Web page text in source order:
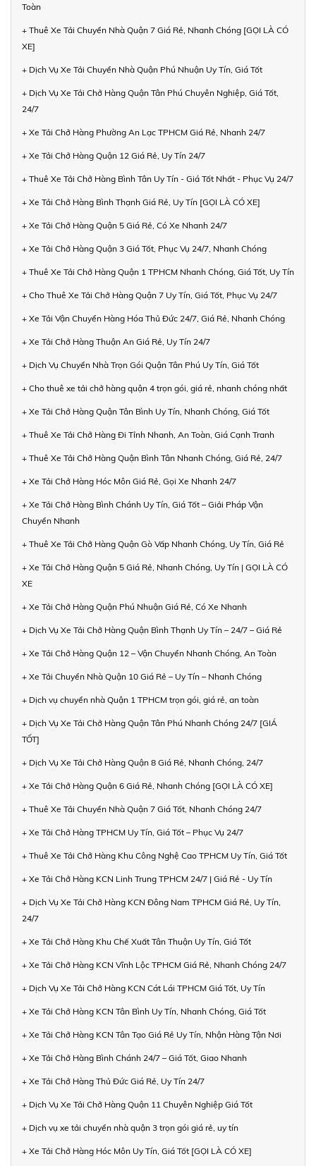
Toàn
+ Thuê Xe Tải Chuyển Nhà Quận 7 Giá Rẻ, Nhanh Chóng [GỌI LÀ CÓ
XE]
+ Dịch Vụ Xe Tải Chuyển Nhà Quận Phú Nhuận Uy Tín, Giá Tốt
+ Dịch Vụ Xe Tải Chở Hàng Quận Tân Phú Chuyên Nghiệp, Giá Tốt,
24/7
+ Xe Tải Chở Hàng Phường An Lạc TPHCM Giá Rẻ, Nhanh 24/7
+ Xe Tải Chở Hàng Quận 12 Giá Rẻ, Uy Tín 24/7
+ Thuê Xe Tải Chở Hàng Bình Tân Uy Tín - Giá Tốt Nhất - Phục Vụ 24/7
+ Xe Tải Chở Hàng Bình Thạnh Giá Rẻ, Uy Tín [GỌI LÀ CÓ XE]
+ Xe Tải Chở Hàng Quận 5 Giá Rẻ, Có Xe Nhanh 24/7
+ Xe Tải Chở Hàng Quận 3 Giá Tốt, Phục Vụ 24/7, Nhanh Chóng
+ Thuê Xe Tải Chở Hàng Quận 1 TPHCM Nhanh Chóng, Giá Tốt, Uy Tín
+ Cho Thuê Xe Tải Chở Hàng Quận 7 Uy Tín, Giá Tốt, Phục Vụ 24/7
+ Xe Tải Vận Chuyển Hàng Hóa Thủ Đức 24/7, Giá Rẻ, Nhanh Chóng
+ Xe Tải Chở Hàng Thuận An Giá Rẻ, Uy Tín 24/7
+ Dịch Vụ Chuyển Nhà Trọn Gói Quận Tân Phú Uy Tín, Giá Tốt
+ Cho thuê xe tải chở hàng quận 4 trọn gói, giá rẻ, nhanh chóng nhất
+ Xe Tải Chở Hàng Quận Tân Bình Uy Tín, Nhanh Chóng, Giá Tốt
+ Thuê Xe Tải Chở Hàng Đi Tỉnh Nhanh, An Toàn, Giá Cạnh Tranh
+ Thuê Xe Tải Chở Hàng Quận Bình Tân Nhanh Chóng, Giá Rẻ, 24/7
+ Xe Tải Chở Hàng Hóc Môn Giá Rẻ, Gọi Xe Nhanh 24/7
+ Xe Tải Chở Hàng Bình Chánh Uy Tín, Giá Tốt – Giải Pháp Vận
Chuyển Nhanh
+ Thuê Xe Tải Chở Hàng Quận Gò Vấp Nhanh Chóng, Uy Tín, Giá Rẻ
+ Xe Tải Chở Hàng Quận 5 Giá Rẻ, Nhanh Chóng, Uy Tín | GỌI LÀ CÓ
XE
+ Xe Tải Chở Hàng Quận Phú Nhuận Giá Rẻ, Có Xe Nhanh
+ Dịch Vụ Xe Tải Chở Hàng Quận Bình Thạnh Uy Tín – 24/7 – Giá Rẻ
+ Xe Tải Chở Hàng Quận 12 – Vận Chuyển Nhanh Chóng, An Toàn
+ Xe Tải Chuyển Nhà Quận 10 Giá Rẻ – Uy Tín – Nhanh Chóng
+ Dịch vụ chuyển nhà Quận 1 TPHCM trọn gói, giá rẻ, an toàn
+ Dịch Vụ Xe Tải Chở Hàng Quận Tân Phú Nhanh Chóng 24/7 [GIÁ
TỐT]
+ Dịch Vụ Xe Tải Chở Hàng Quận 8 Giá Rẻ, Nhanh Chóng, 24/7
+ Xe Tải Chở Hàng Quận 6 Giá Rẻ, Nhanh Chóng [GỌI LÀ CÓ XE]
+ Thuê Xe Tải Chuyển Nhà Quận 7 Giá Tốt, Nhanh Chóng 24/7
+ Xe Tải Chở Hàng TPHCM Uy Tín, Giá Tốt – Phục Vụ 24/7
+ Thuê Xe Tải Chở Hàng Khu Công Nghệ Cao TPHCM Uy Tín, Giá Tốt
+ Xe Tải Chở Hàng KCN Linh Trung TPHCM 24/7 | Giá Rẻ - Uy Tín
+ Dịch Vụ Xe Tải Chở Hàng KCN Đông Nam TPHCM Giá Rẻ, Uy Tín,
24/7
+ Xe Tải Chở Hàng Khu Chế Xuất Tân Thuận Uy Tín, Giá Tốt
+ Xe Tải Chở Hàng KCN Vĩnh Lộc TPHCM Giá Rẻ, Nhanh Chóng 24/7
+ Dịch Vụ Xe Tải Chở Hàng KCN Cát Lái TPHCM Giá Tốt, Uy Tín
+ Xe Tải Chở Hàng KCN Tân Bình Uy Tín, Nhanh Chóng, Giá Tốt
+ Xe Tải Chở Hàng KCN Tân Tạo Giá Rẻ Uy Tín, Nhận Hàng Tận Nơi
+ Xe Tải Chở Hàng Bình Chánh 24/7 – Giá Tốt, Giao Nhanh
+ Xe Tải Chở Hàng Thủ Đức Giá Rẻ, Uy Tín 24/7
+ Dịch Vụ Xe Tải Chở Hàng Quận 11 Chuyên Nghiệp Giá Tốt
+ Dịch vụ xe tải chuyển nhà quận 3 trọn gói giá rẻ, uy tín
+ Xe Tải Chở Hàng Hóc Môn Uy Tín, Giá Tốt [GỌI LÀ CÓ XE]